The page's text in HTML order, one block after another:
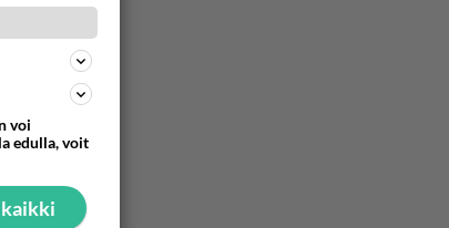
voi
edulla, voit